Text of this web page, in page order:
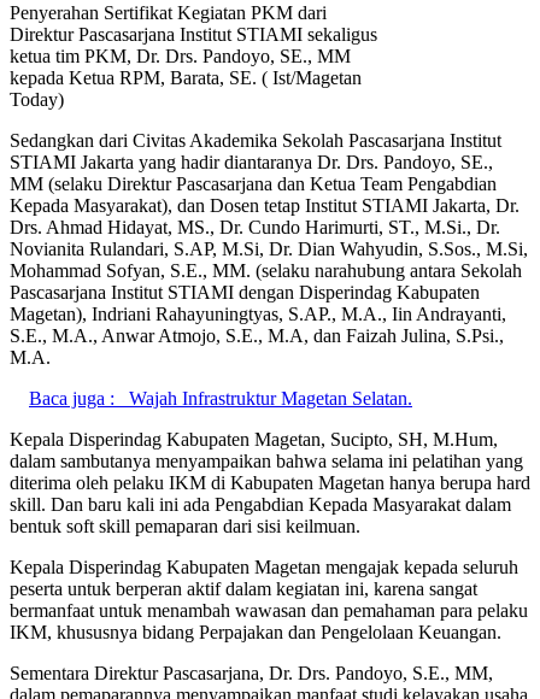
Penyerahan Sertifikat Kegiatan PKM dari
Direktur Pascasarjana Institut STIAMI sekaligus
ketua tim PKM, Dr. Drs. Pandoyo, SE., MM
kepada Ketua RPM, Barata, SE. ( Ist/Magetan
Today)
Sedangkan dari Civitas Akademika Sekolah Pascasarjana Institut
STIAMI Jakarta yang hadir diantaranya Dr. Drs. Pandoyo, SE.,
MM (selaku Direktur Pascasarjana dan Ketua Team Pengabdian
Kepada Masyarakat), dan Dosen tetap Institut STIAMI Jakarta, Dr.
Drs. Ahmad Hidayat, MS., Dr. Cundo Harimurti, ST., M.Si., Dr.
Novianita Rulandari, S.AP, M.Si, Dr. Dian Wahyudin, S.Sos., M.Si,
Mohammad Sofyan, S.E., MM. (selaku narahubung antara Sekolah
Pascasarjana Institut STIAMI dengan Disperindag Kabupaten
Magetan), Indriani Rahayuningtyas, S.AP., M.A., Iin Andrayanti,
S.E., M.A., Anwar Atmojo, S.E., M.A, dan Faizah Julina, S.Psi.,
M.A.
Baca juga :
Wajah Infrastruktur Magetan Selatan.
Kepala Disperindag Kabupaten Magetan, Sucipto, SH, M.Hum,
dalam sambutanya menyampaikan bahwa selama ini pelatihan yang
diterima oleh pelaku IKM di Kabupaten Magetan hanya berupa hard
skill. Dan baru kali ini ada Pengabdian Kepada Masyarakat dalam
bentuk soft skill pemaparan dari sisi keilmuan.
Kepala Disperindag Kabupaten Magetan mengajak kepada seluruh
peserta untuk berperan aktif dalam kegiatan ini, karena sangat
bermanfaat untuk menambah wawasan dan pemahaman para pelaku
IKM, khususnya bidang Perpajakan dan Pengelolaan Keuangan.
Sementara Direktur Pascasarjana, Dr. Drs. Pandoyo, S.E., MM,
dalam pemaparannya menyampaikan manfaat studi kelayakan usaha